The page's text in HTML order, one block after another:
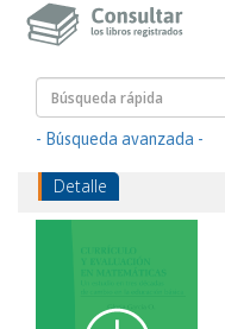
- Búsqueda avanzada -
Detalle